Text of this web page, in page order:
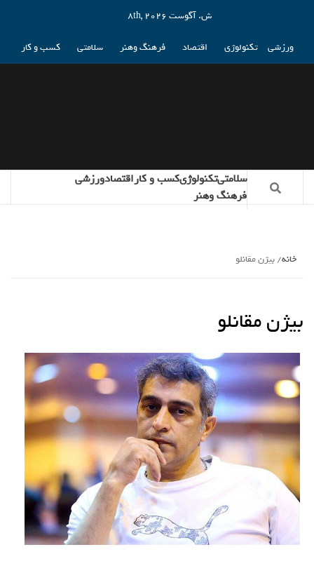
ش. آگوست 8th, 2026
ورزشی تکنولوژی اقتصاد فرهنگ وهنر سلامتی کسب و کار
سلامتیتکنولوژیکسب و کاراقتصادورزشی
فرهنگ وهنر
خانه بیژن مقانلو
بیژن مقانلو